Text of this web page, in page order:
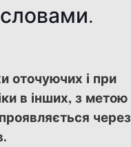
оточуючих і при
в інших, з метою
через